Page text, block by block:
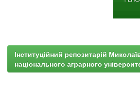
Інституційний репозитарій
національного аграрного